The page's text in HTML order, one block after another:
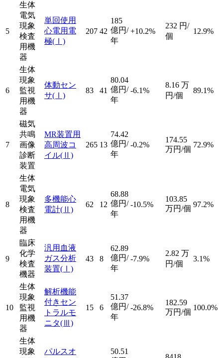
5
生体
電気
現象
検査
用機
器
単回使用
心電用電
極(Ⅰ)
207 42
185
億円/
年
+10.2%
232 円/
個
12.9%
6
生体
現象
監視
用機
器
体動セン
サ(Ⅰ)
83 41
80.04
億円/
年
-6.1%
8.16 万
円/個
89.1%
7
磁気
共鳴
画像
診断
装置
MR装置用
高周波コ
イル(Ⅱ)
265 13
74.42
億円/
年
-0.2%
174.55
万円/個
72.9%
8
生体
電気
現象
検査
用機
器
多機能心
電計(Ⅱ)
62 12
68.88
億円/
年
-10.5%
103.85
万円/個 97.2%
9
臨床
化学
検査
機器
汎用血液
ガス分析
装置(Ⅰ)
43 8
62.89
億円/
年
-7.9%
2.82 万
円/個
3.1%
10
生体
現象
監視
用機
器
解析機能
付きセン
トラルモ
ニタ(Ⅲ)
15 6
51.37
億円/
年
-26.8%
182.59
万円/個
100.0%
生体
現象
パルスオ
50.51